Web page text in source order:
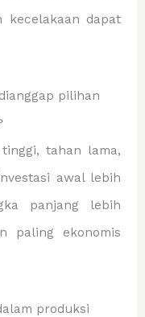
kecelakaan dapat
pilihan
tahan lama,
awal lebih
panjang lebih
paling ekonomis
produksi